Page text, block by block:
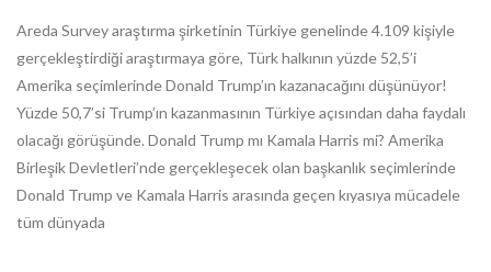
Areda Survey araştırma şirketinin Türkiye genelinde 4.109 kişiyle
gerçekleştirdiği araştırmaya göre, Türk halkının yüzde 52,5’i
Amerika seçimlerinde Donald Trump’ın kazanacağını düşünüyor!
Yüzde 50,7’si Trump’ın kazanmasının Türkiye açısından daha faydalı
olacağı görüşünde. Donald Trump mı Kamala Harris mi? Amerika
Birleşik Devletleri’nde gerçekleşecek olan başkanlık seçimlerinde
Donald Trump ve Kamala Harris arasında geçen kıyasıya mücadele
tüm dünyada